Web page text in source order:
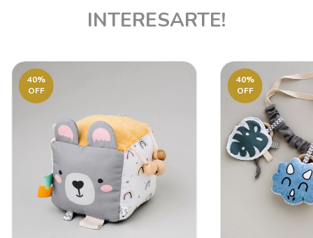
INTERESARTE!
40%
OFF
40%
OFF